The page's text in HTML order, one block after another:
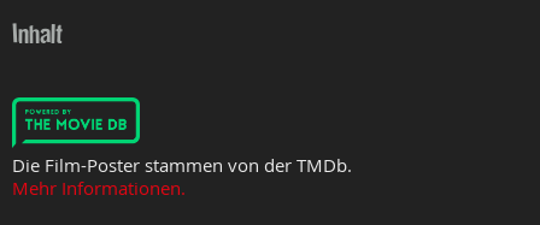
Inhalt
Die Film-Poster stammen von der TMDb.
Mehr Informationen.